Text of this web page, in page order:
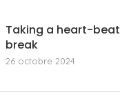
Taking a heart-beat
break
26 octobre 2024